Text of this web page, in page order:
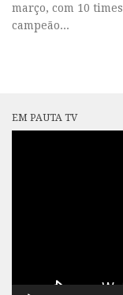
março, com 10
campeão...
EM PAUTA TV